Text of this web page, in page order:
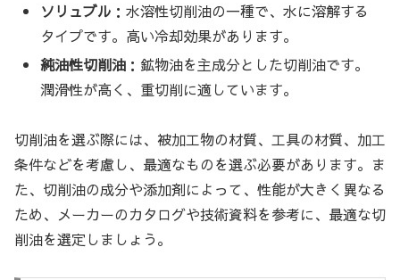
ソリュブル ：水溶性切削油の一種で、水に溶解する
タイプです。高い冷却効果があります。
純油性切削油 ：鉱物油を主成分とした切削油です。
潤滑性が高く、重切削に適しています。
切削油を選ぶ際には、被加工物の材質、工具の材質、加工
条件などを考慮し、最適なものを選ぶ必要があります。ま
た、切削油の成分や添加剤によって、性能が大きく異なる
ため、メーカーのカタログや技術資料を参考に、最適な切
削油を選定しましょう。